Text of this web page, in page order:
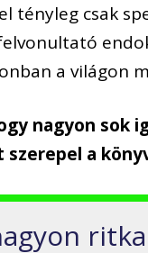
tényleg csak
a világon
nagyon sok
a